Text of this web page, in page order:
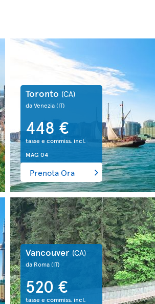
Toronto (CA)
da Venezia(IT)
448 €
tasse e commiss. incl.
MAG 04
Prenota Ora
Vancouver (CA)
da Roma(IT)
520 €
tasse e commiss. incl.